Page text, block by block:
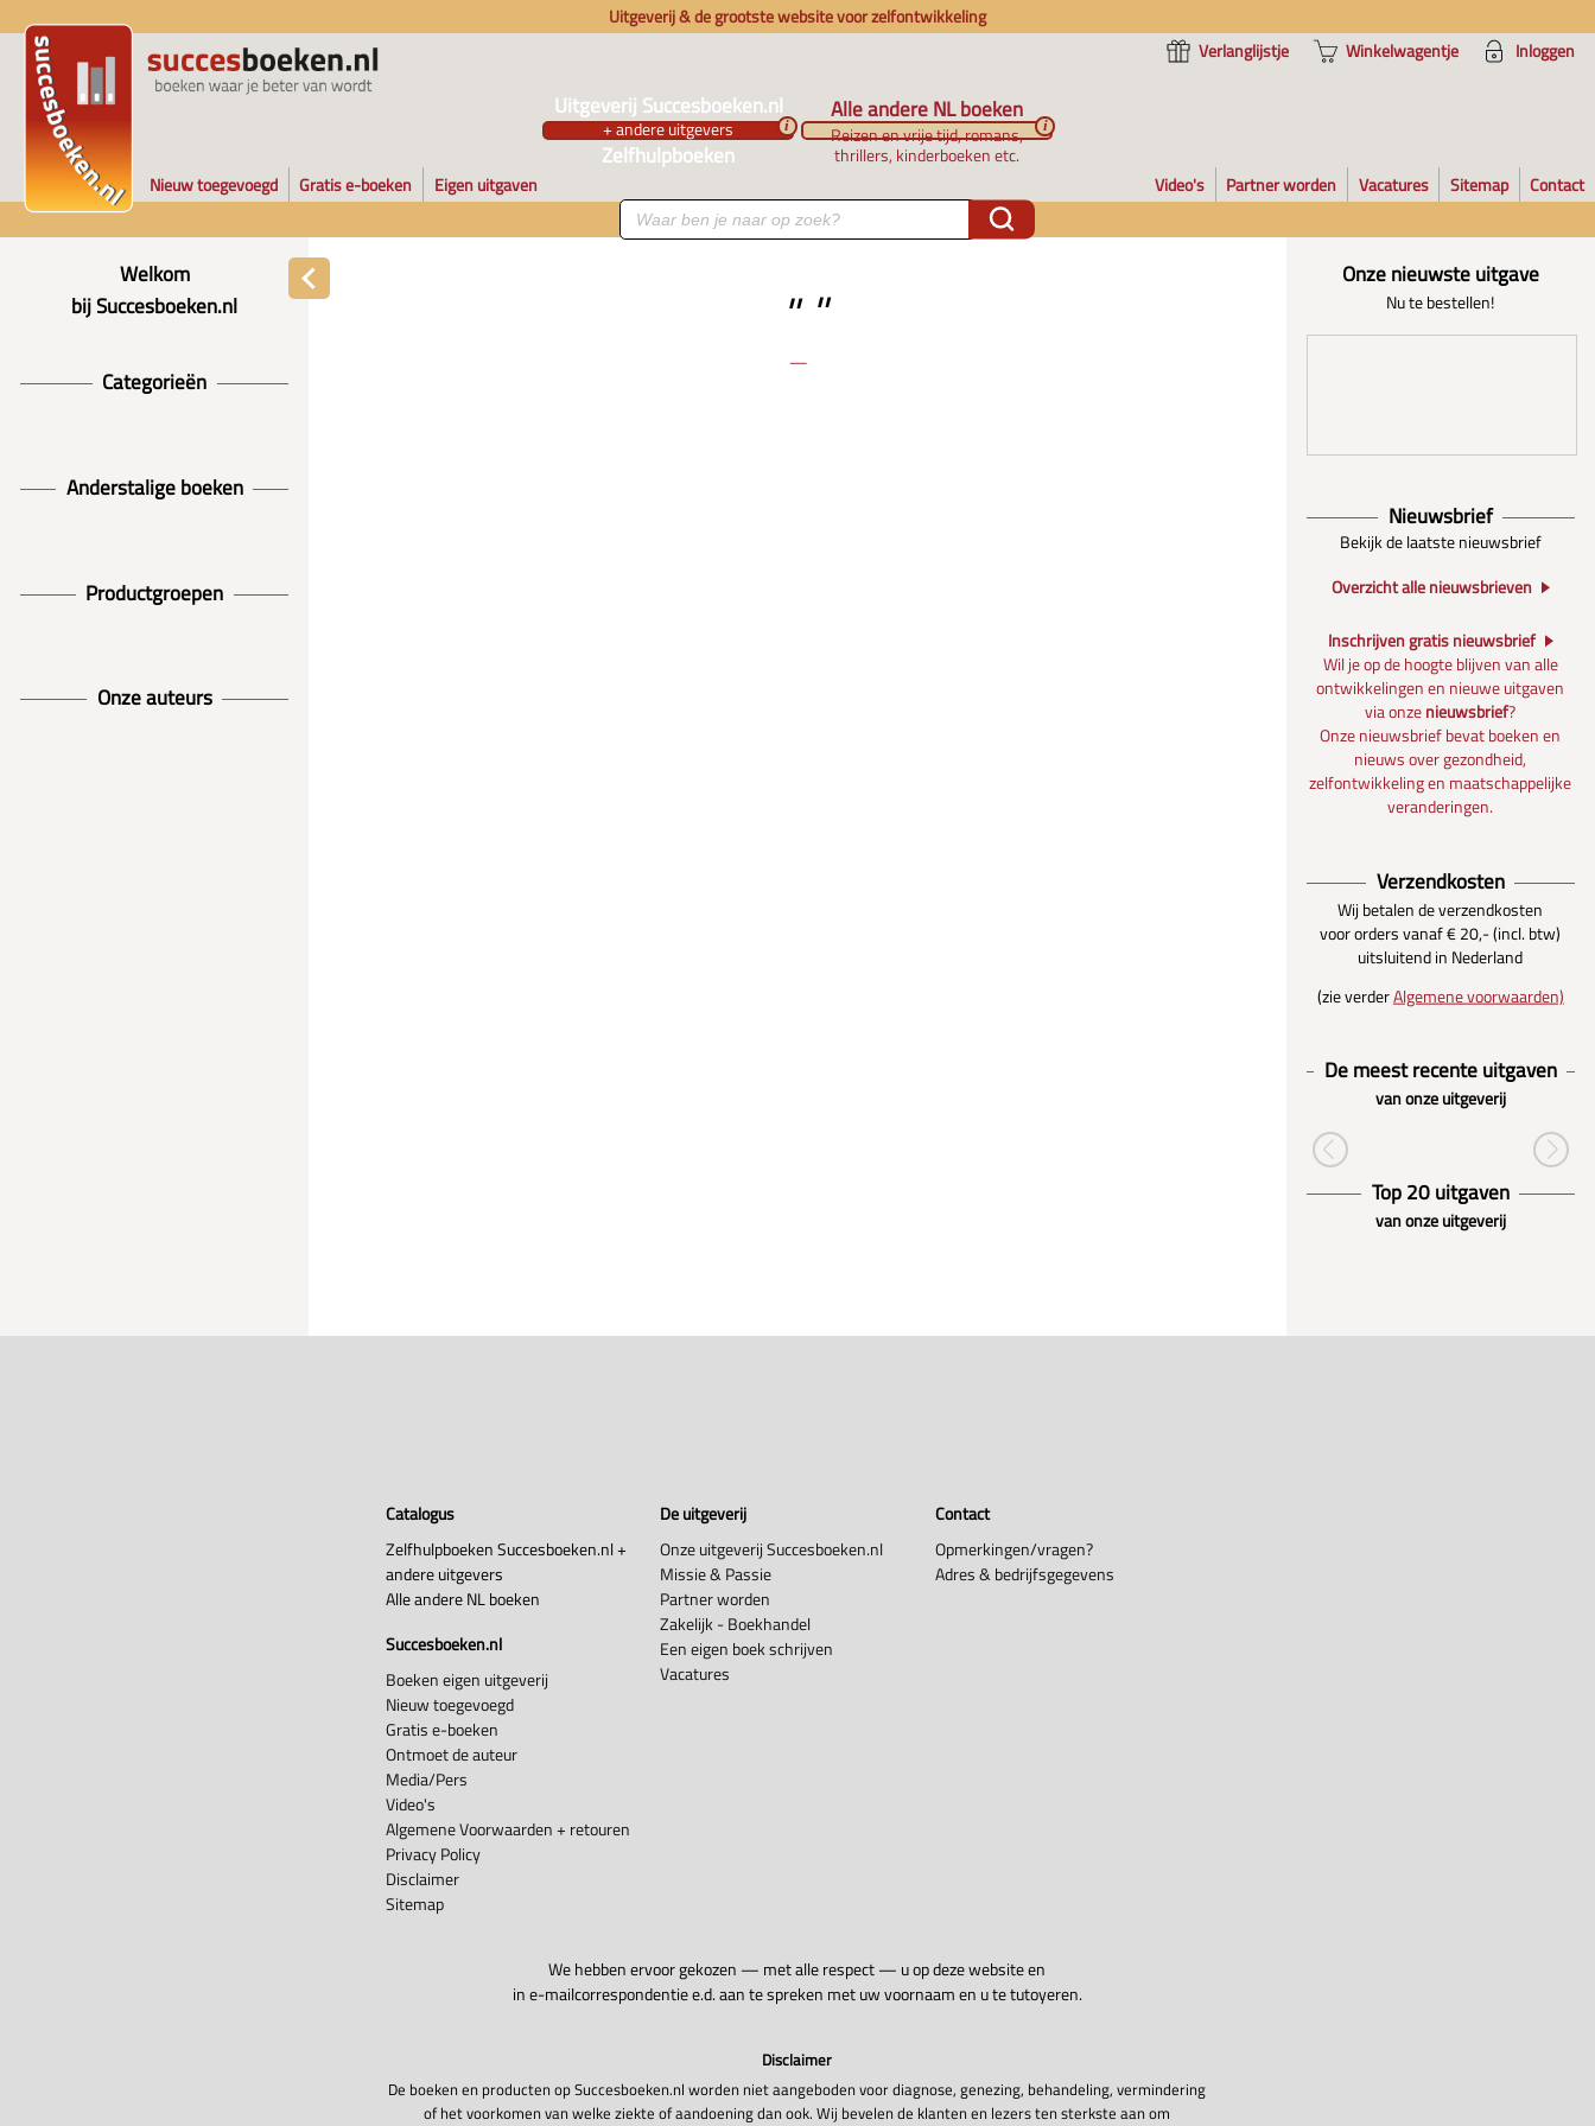
Uitgeverij & de grootste website voor zelfontwikkeling
Verlanglijstje
Winkelwagentje Inloggen
Uitgeverij Succesboeken.nl
+ andere uitgevers
Zelfhulpboeken
i
Alle andere NL boeken
Reizen en vrije tijd, romans,
thrillers, kinderboeken etc.
i
Nieuw toegevoegd Gratis e-boeken Eigen uitgaven Video's Partner worden Vacatures Sitemap Contact
Welkom
bij Succesboeken.nl
Categorieën
Anderstalige boeken
Productgroepen
Onze auteurs
Onze nieuwste uitgave
Nu te bestellen!
Nieuwsbrief
Bekijk de laatste nieuwsbrief
Overzicht alle nieuwsbrieven
Inschrijven gratis nieuwsbrief
Wil je op de hoogte blijven van alle
ontwikkelingen en nieuwe uitgaven
via onzenieuwsbrief?
Onze nieuwsbrief bevat boeken en
nieuws over gezondheid,
zelfontwikkeling en maatschappelijke
veranderingen.
Verzendkosten
Wij betalen de verzendkosten
voor orders vanaf € 20,- (incl. btw)
uitsluitend in Nederland
(zie verderAlgemene voorwaarden)
De meest recente uitgaven
van onze uitgeverij
Top 20 uitgaven
van onze uitgeverij
Catalogus
Zelfhulpboeken Succesboeken.nl +
andere uitgevers
Alle andere NL boeken
Succesboeken.nl
Boeken eigen uitgeverij
Nieuw toegevoegd
Gratis e-boeken
Ontmoet de auteur
Media/Pers
Video's
Algemene Voorwaarden + retouren
Privacy Policy
Disclaimer
Sitemap
De uitgeverij
Onze uitgeverij Succesboeken.nl
Missie & Passie
Partner worden
Zakelijk - Boekhandel
Een eigen boek schrijven
Vacatures
Contact
Opmerkingen/vragen?
Adres & bedrijfsgegevens
We hebben ervoor gekozen — met alle respect — u op deze website en
in e-mailcorrespondentie e.d. aan te spreken met uw voornaam en u te tutoyeren.
Disclaimer
De boeken en producten op Succesboeken.nl worden niet aangeboden voor diagnose, genezing, behandeling, vermindering
of het voorkomen van welke ziekte of aandoening dan ook. Wij bevelen de klanten en lezers ten sterkste aan om